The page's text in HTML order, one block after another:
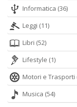
Informatica (36)
Leggi (11)
Libri (52)
Lifestyle (1)
Motori e Trasporti
Musica (54)